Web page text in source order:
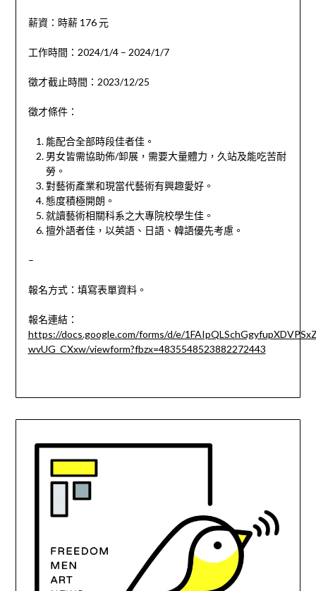
薪資：時薪 176 元
工作時間：2024/1/4 – 2024/1/7
徵才截止時間：2023/12/25
徵才條件：
能配合全部時段佳者佳。
男女皆需協助佈/卸展，需要大量體力，久站及能吃苦耐
勞。
對藝術產業和現當代藝術有興趣愛好。
態度積極開朗。
就讀藝術相關科系之大專院校學生佳。
擅外語者佳，以英語、日語、韓語優先考慮。
–
報名方式：填寫表單資料。
報名連結：
https://docs.google.com/forms/d/e/
wvUG_CXxw/viewform?fbzx=4835548523882272443